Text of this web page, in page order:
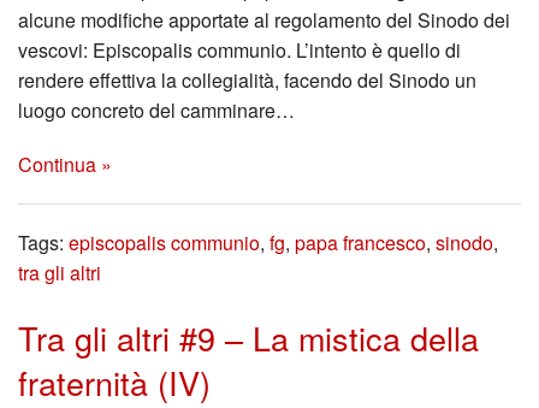
Storia
Contatti
alcune modifiche apportate al regolamento del Sinodo dei
vescovi: Episcopalis communio. L’intento è quello di
rendere effettiva la collegialità, facendo del Sinodo un
luogo concreto del camminare…
Continua »
Tags: episcopalis communio, fg, papa francesco, sinodo,
tra gli altri
Tra gli altri #9 – La mistica della
fraternità (IV)